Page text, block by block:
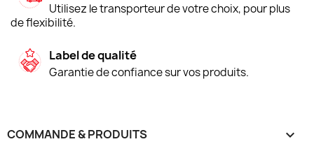
Utilisez le transporteur de votre choix, pour plus
de flexibilité.
Label de qualité
Garantie de confiance sur vos produits.
COMMANDE & PRODUITS 